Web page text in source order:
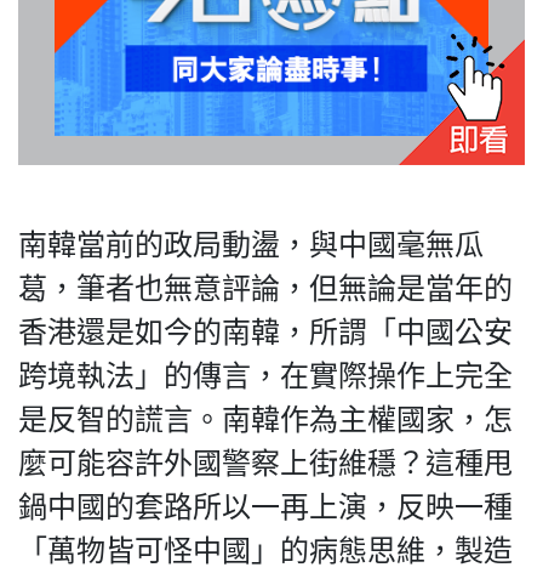
南韓當前的政局動盪，與中國毫無瓜
葛，筆者也無意評論，但無論是當年的
香港還是如今的南韓，所謂「中國公安
跨境執法」的傳言，在實際操作上完全
是反智的謊言。南韓作為主權國家，怎
麼可能容許外國警察上街維穩？這種甩
鍋中國的套路所以一再上演，反映一種
「萬物皆可怪中國」的病態思維，製造